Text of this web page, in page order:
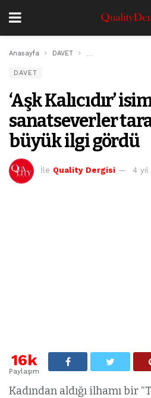
Anasayfa DAVET
DAVET
‘Aşk Kalıcıdır’
sanatseverler
büyük ilgi gördü
İle Quality Dergisi 4 yıl
16k
Paylaşım
Kadından aldığı ilhamı bir